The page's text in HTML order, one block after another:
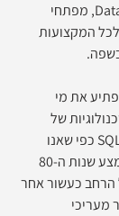
אנליסטים, Data scientists, DBA, מפתחי
המקצועות
את מי
של
העשורים האחרונים. שפת ה-SQL כפי שאנו
הרחב כעשור אחר
מעריכי